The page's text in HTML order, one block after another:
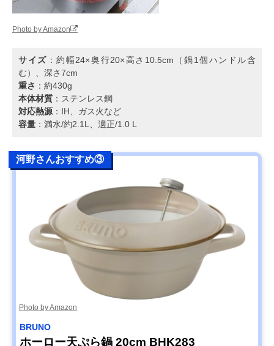
Photo by Amazon
サイズ ：約幅24×奥行20×高さ10.5cm（鍋1個ハンドル含
む）、深さ7cm
重さ ：約430g
本体材質 ：ステンレス鋼
対応熱源 ：IH、ガス火など
容量 ：満水/約2.1L、適正/1.0 L
河野さんおすすめ③
Photo by Amazon
BRUNO
ホーロー天ぷら鍋 20cm BHK283